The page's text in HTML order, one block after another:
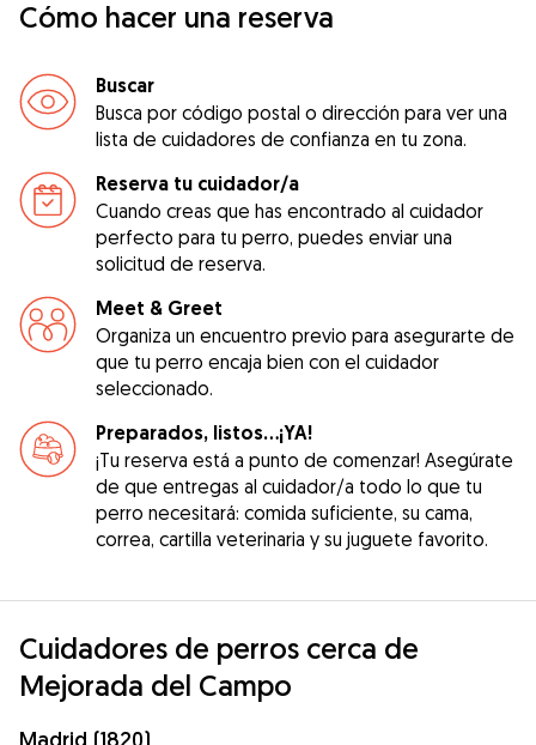
Cómo hacer una reserva
Buscar
Busca por código postal o dirección para ver una
lista de cuidadores de confianza en tu zona.
Reserva tu cuidador/a
Cuando creas que has encontrado al cuidador
perfecto para tu perro, puedes enviar una
solicitud de reserva.
Meet & Greet
Organiza un encuentro previo para asegurarte de
que tu perro encaja bien con el cuidador
seleccionado.
Preparados, listos...¡YA!
¡Tu reserva está a punto de comenzar! Asegúrate
de que entregas al cuidador/a todo lo que tu
perro necesitará: comida suficiente, su cama,
correa, cartilla veterinaria y su juguete favorito.
Cuidadores de perros cerca de
Mejorada del Campo